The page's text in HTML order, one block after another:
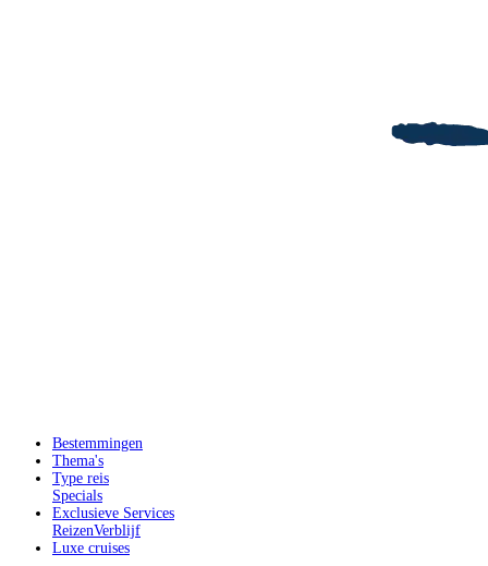
Bestemmingen
Thema's
Type reis
Specials
Exclusieve Services
ReizenVerblijf
Luxe cruises